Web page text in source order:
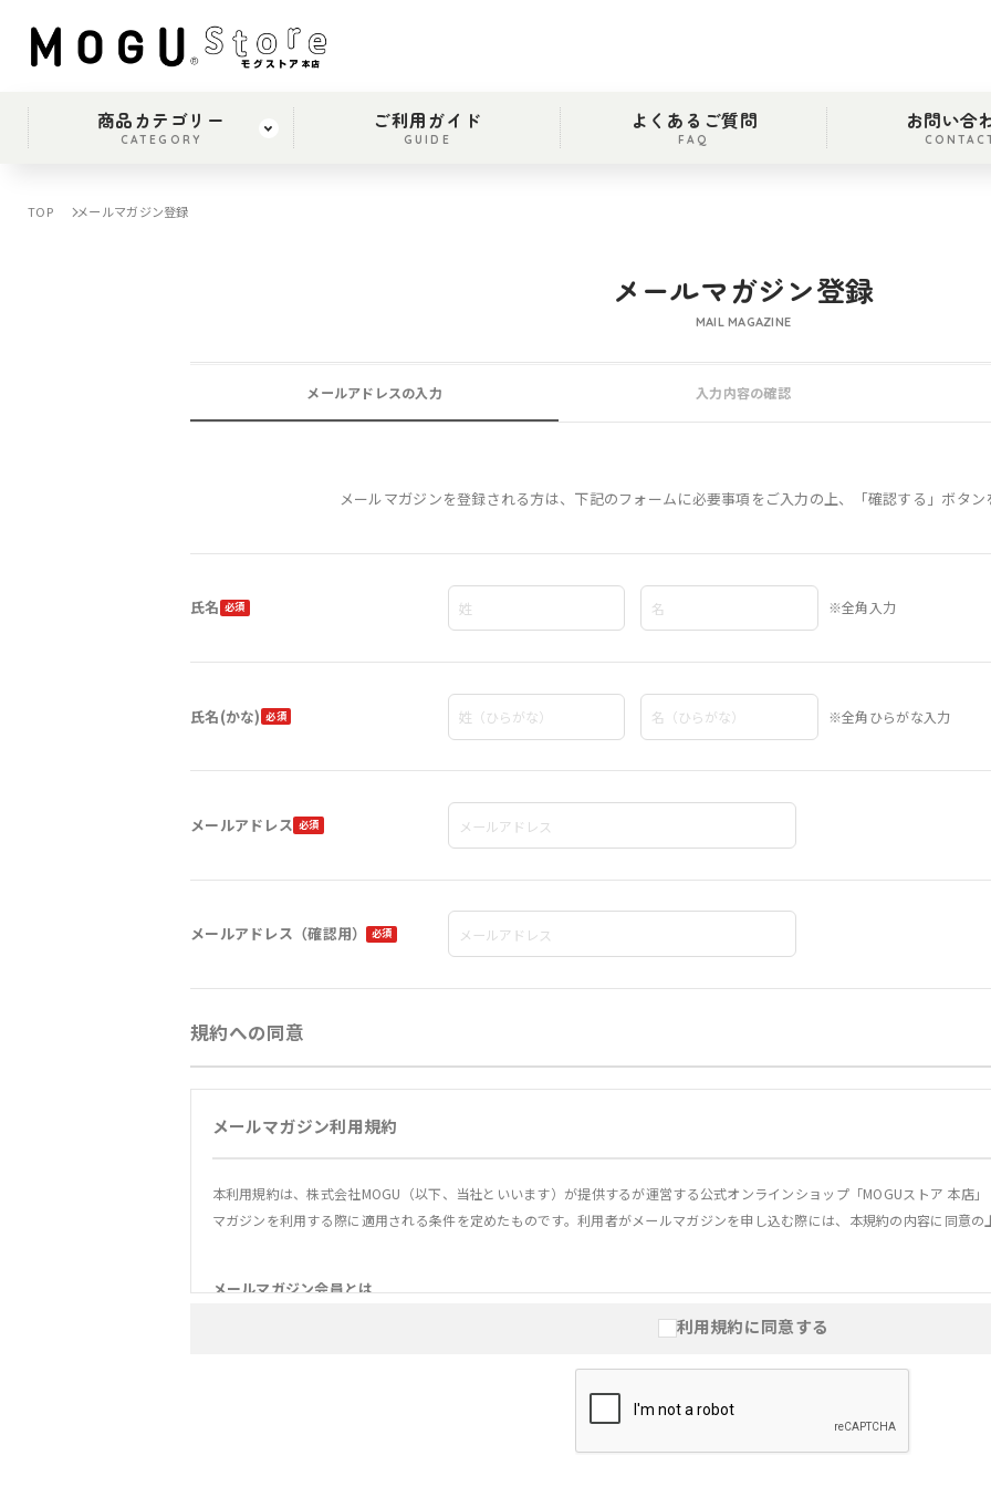
商品カテゴリー
CATEGORY
ご利用ガイド
GUIDE
よくあるご質問
FAQ
お問い合
TOP メールマガジン登録
メールマガジン登録
MAIL MAGAZINE
メールアドレスの入力 入力内容の確認
メールマガジンを登録される方は、下記のフォームに必要事項をご入力の上、「確認する」ボタン
氏名 ※全角入力
氏名(かな) ※全角ひらがな入力
メールアドレス
メールアドレス（確認用）
規約への同意
メールマガジン利用規約
本利用規約は、株式会社MOGU（以下、当社といいます）が提供するが運営する公式オンラインショップ「MOGUストア 本店
マガジンを利用する際に適用される条件を定めたものです。利用者がメールマガジンを申し込む際には、本規約の内容に同意の
メールマガジン会員とは
1. ユーザーとは、本規約に承諾のうえ、本サービスで配信するメールマガジンの全部または一部への購読を申し込み、当社が
または一部の購読停止や希望エリア変更手続きを行うことができます。
利用規約に同意する